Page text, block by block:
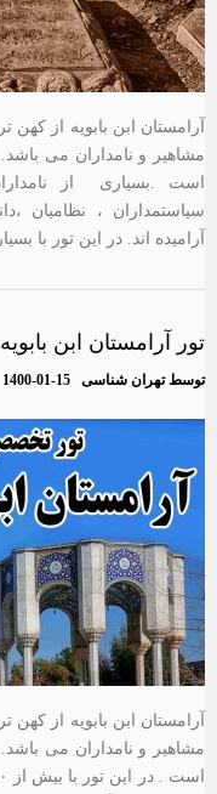
آرامستان ابن بابویه از
مشاهیر و نامداران می
است .بسیاری از
آرامیده اند. در این تور با
تور آرامستان ابن بابویه
توسطتهران شناسی 1400-01-15
آرامستان ابن بابویه از
مشاهیر و نامداران می